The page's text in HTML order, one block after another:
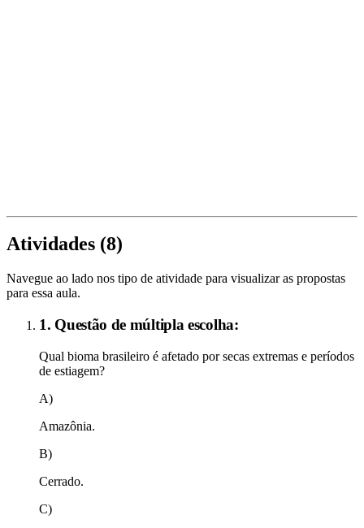
Atividades (8)
Navegue ao lado nos tipo de atividade para visualizar as propostas
para essa aula.
1. Questão de múltipla escolha:
Qual bioma brasileiro é afetado por secas extremas e períodos
de estiagem?
A)
Amazônia.
B)
Cerrado.
C)